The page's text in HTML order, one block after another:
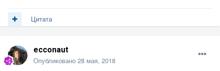
Цитата
ecconaut
Опубликовано 28 мая, 2018